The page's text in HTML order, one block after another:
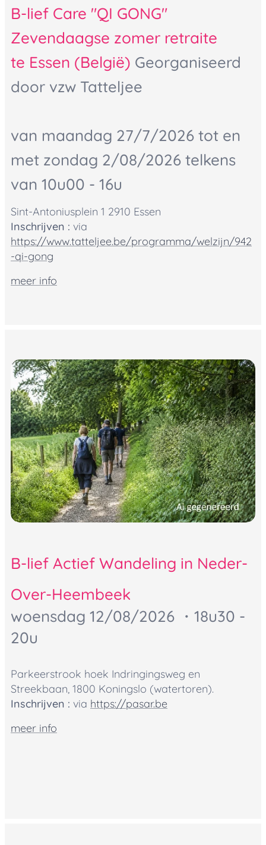
B-lief Care "QI GONG"
Zevendaagse zomer retraite
te Essen (België) Georganiseerd
door vzw Tatteljee
van maandag 27/7/2026 tot en
met zondag 2/08/2026 telkens
van 10u00 - 16u
Sint-Antoniusplein 1 2910 Essen
Inschrijven : via
https://www.tatteljee.be/programma/welzijn/942
-qi-gong
meer info
B-lief Actief Wandeling in Neder-
Over-Heembeek
woensdag 12/08/2026 ・18u30 -
20u
Parkeerstrook hoek Indringingsweg en
Streekbaan, 1800 Koningslo (watertoren).
Inschrijven : via https://pasar.be
meer info